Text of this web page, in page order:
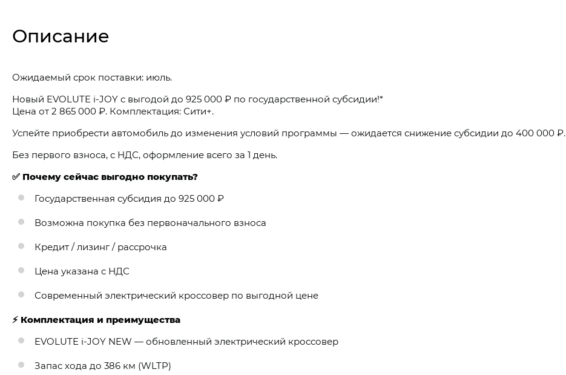
Описание
Ожидаемый срок поставки: июль.
Новый EVOLUTE i-JOY с выгодой до 925 000 ₽ по государственной субсидии!*
Цена от 2 865 000 ₽. Комплектация: Сити+.
Успейте приобрести автомобиль до изменения условий программы — ожидается снижение субсидии до 400 000 ₽.
Без первого взноса, с НДС, оформление всего за 1 день.
✅ Почему сейчас выгодно покупать?
Государственная субсидия до 925 000 ₽
Возможна покупка без первоначального взноса
Кредит / лизинг / рассрочка
Цена указана с НДС
Современный электрический кроссовер по выгодной цене
⚡ Комплектация и преимущества
EVOLUTE i-JOY NEW — обновленный электрический кроссовер
Запас хода до 386 км (WLTP)